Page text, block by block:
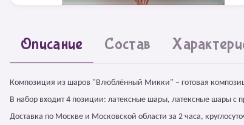
Описание Состав
Композиция из шаров "Влюблённый Микки" – готовая
В набор входит 4 позиции: латексные шары, латексные шары с
Доставка по Москве и Московской области за 2 часа,